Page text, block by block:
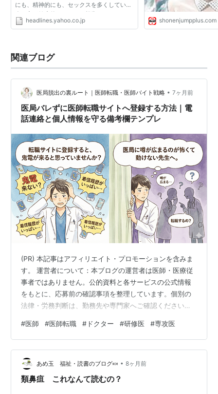
にも、精神的にも、セックスを多くしている
人の方が健康的であるとの報告はたくさんあ
るのです。 でも、それはセックスという行為
headlines.yahoo.co.jp shonenjumpplus.com
関連ブログ
医局脱出の裏ルート｜医師転職・医師バイト戦略 • 7ヶ月前
医局バレずに医師転職サイトへ登録する方法｜電
話連絡と個人情報を守る備考欄テンプレ
(PR) 本記事はアフィリエイト・プロモーションを含みま
す。 運営者について：本ブログの運営者は医師・医療従
事者ではありません。公的資料と各サービスの公式情報
をもとに、応募前の確認事項を整理しています。個別の
法律・労務判断は、勤務先や専門家へご確認ください。
は限りませんが、「誰にも知られない」と保証できるサ
ービスもありません。登録前に、連絡方法、匿名相談の
範囲、応募先へ氏名・勤務先情報を開示する時点を確認
することが大切です。 医局に知られず転職活動を進める
ための5つの確認 連絡方法：勤務時間中の電話を避け、
#医師 #医師転職 # ドクター #研修医 #専攻医
あめ玉 福祉・読書のブログ🍬 • 8ヶ月前
類鼻疽 これなんて読むの？